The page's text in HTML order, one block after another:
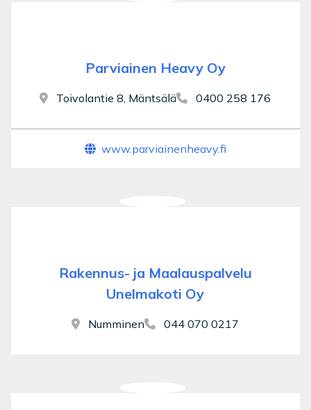
Parviainen Heavy Oy
Toivolantie 8, Mäntsälä 0400 258 176
www.parviainenheavy.fi
Rakennus- ja Maalauspalvelu
Unelmakoti Oy
Numminen 044 070 0217